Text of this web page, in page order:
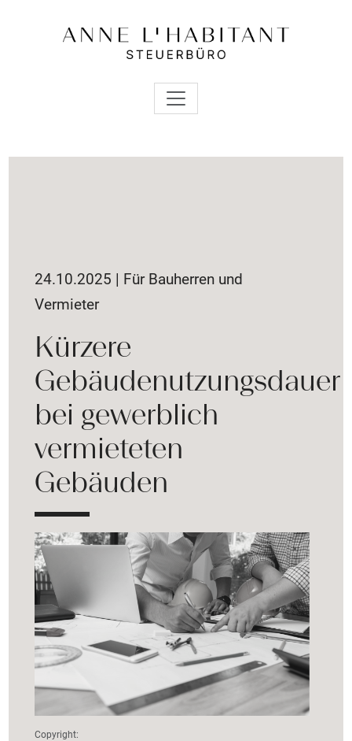
24.10.2025 | Für Bauherren und
Vermieter
Kürzere
Gebäudenutzungsdauer
bei gewerblich
vermieteten
Gebäuden
Copyright: